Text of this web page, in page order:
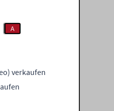
A
verkaufen